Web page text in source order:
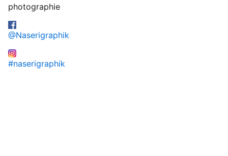
photographie
@Naserigraphik
#naserigraphik